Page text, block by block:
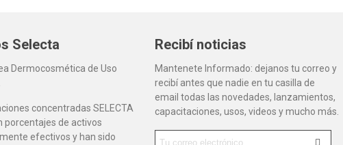
Selecta
Dermocosmética de Uso
concentradas SELECTA
porcentajes de activos
efectivos y han sido
Recibí noticias
Mantenete Informado: dejanos tu correo y
recibí antes que nadie en tu casilla de
email todas las novedades, lanzamientos,
capacitaciones, usos, videos y mucho más.